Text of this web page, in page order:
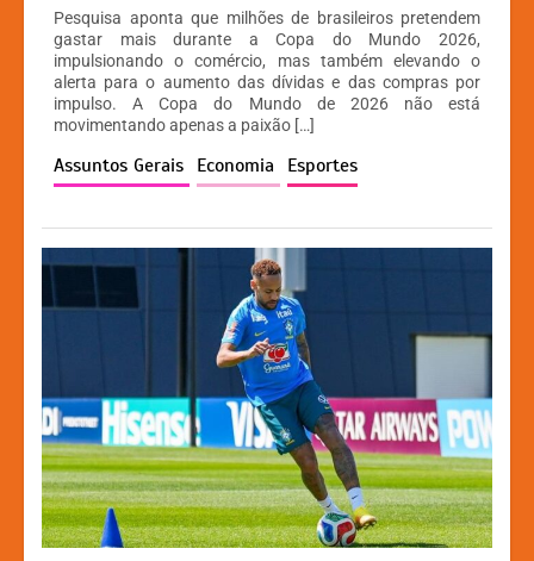
at
s
A
p
p
c
e
b
o
o
k
s
s
e
n
g
er
p
y
Li
n
k
Pesquisa aponta que milhões de brasileiros pretendem
gastar mais durante a Copa do Mundo 2026,
impulsionando o comércio, mas também elevando o
alerta para o aumento das dívidas e das compras por
impulso. A Copa do Mundo de 2026 não está
movimentando apenas a paixão […]
Assuntos Gerais Economia Esportes